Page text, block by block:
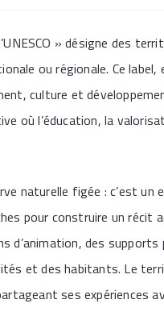
:
» désigne des
ou régionale. Ce
culture et
où l’éducation, la
naturelle figée : c’est
pour construire un récit
d’animation, des
et des habitants. Le
ses expériences